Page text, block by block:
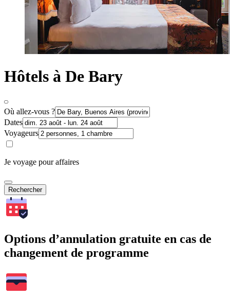
Hôtels à De Bary
Où allez-vous ?
Dates
Voyageurs
Je voyage pour affaires
Rechercher
Options d’annulation gratuite en cas de
changement de programme